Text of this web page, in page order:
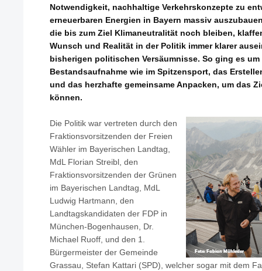
Notwendigkeit, nachhaltige Verkehrskonzepte zu
erneuerbaren Energien in Bayern massiv
die bis zum Ziel Klimaneutralität noch bleiben,
Wunsch und Realität in der Politik immer klarer
bisherigen politischen Versäumnisse. So ging es
Bestandsaufnahme wie im Spitzensport, das
und das herzhafte gemeinsame Anpacken, um das
können.
Die Politik war vertreten durch den
Fraktionsvorsitzenden der Freien
Wähler im Bayerischen Landtag,
MdL Florian Streibl, den
Fraktionsvorsitzenden der Grünen
im Bayerischen Landtag, MdL
Ludwig Hartmann, den
Landtagskandidaten der FDP in
München-Bogenhausen, Dr.
Michael Ruoff, und den 1.
Bürgermeister der Gemeinde
Grassau, Stefan Kattari (SPD), welcher sogar mit dem